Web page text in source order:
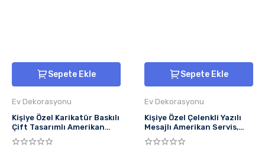
Sepete Ekle
Ev Dekorasyonu
Kişiye Özel Karikatür Baskılı
Çift Tasarımlı Amerikan
Servis, Tabak Altlığı & Ev
Hediyesi, 2 Adet
Sepete Ekle
Ev Dekorasyonu
Kişiye Özel Çelenkli Yazılı
Mesajlı Amerikan Servis,
Tabak Altlığı & Ev Hediyesi,
2 Adet